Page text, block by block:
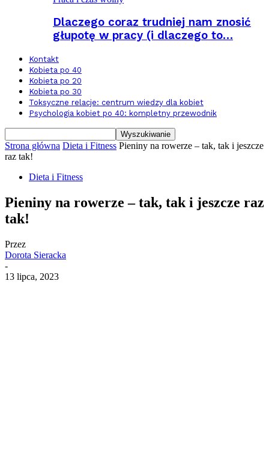
Dlaczego coraz trudniej nam znosić
głupotę w pracy (i dlaczego to…
Kontakt
Kobieta po 40
Kobieta po 20
Kobieta po 30
Toksyczne relacje: centrum wiedzy dla kobiet
Psychologia kobiet po 40: kompletny przewodnik
Strona główna Dieta i Fitness Pieniny na rowerze – tak, tak i jeszcze
raz tak!
Dieta i Fitness
Pieniny na rowerze – tak, tak i jeszcze raz
tak!
Przez
Dorota Sieracka
-
13 lipca, 2023